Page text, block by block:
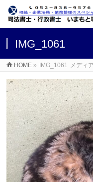
IMG_1061
HOME » IMG_1061 メディア